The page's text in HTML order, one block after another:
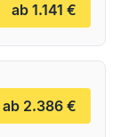
ab 1.141 €
ab 2.386 €